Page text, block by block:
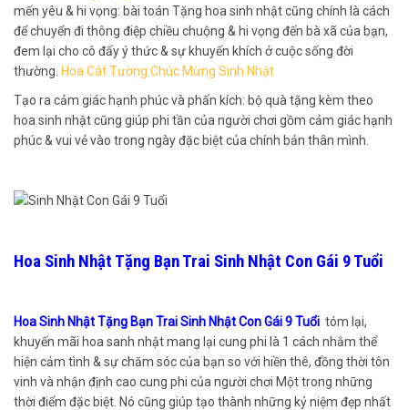
mến yêu & hi vọng: bài toán Tặng hoa sinh nhật cũng chính là cách
để chuyển đi thông điệp chiều chuộng & hi vọng đến bà xã của bạn,
đem lại cho cô đấy ý thức & sự khuyến khích ở cuộc sống đời
thường. Hoa Cát Tường Chúc Mừng Sinh Nhật
Tạo ra cảm giác hạnh phúc và phấn kích: bộ quà tặng kèm theo
hoa sinh nhật cũng giúp phi tần của người chơi gồm cảm giác hạnh
phúc & vui vẻ vào trong ngày đặc biệt của chính bản thân mình.
Hoa Sinh Nhật Tặng Bạn Trai Sinh Nhật Con Gái 9 Tuổi
Hoa Sinh Nhật Tặng Bạn Trai Sinh Nhật Con Gái 9 Tuổi tóm lại,
khuyến mãi hoa sanh nhật mang lại cung phi là 1 cách nhằm thể
hiện cảm tình & sự chăm sóc của bạn so với hiền thê, đồng thời tôn
vinh và nhận định cao cung phi của người chơi Một trong những
thời điểm đặc biệt. Nó cũng giúp tạo thành những kỷ niệm đẹp nhất